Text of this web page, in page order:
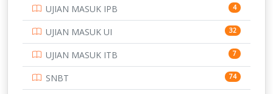
SMK 231
SMP 134
STIP 2
153
UJIAN MASUK IPB 4
UJIAN MASUK UI 32
UJIAN MASUK ITB 7
SNBT 74